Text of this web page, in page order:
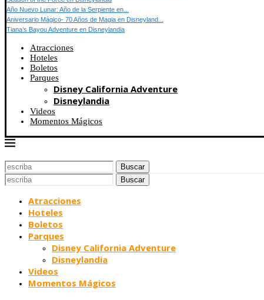
Año Nuevo Lunar: Año de la Serpiente en...
Aniversario Mágico- 70 Años de Magia en Disneyland...
Tiana’s Bayou Adventure en Disneylandia
Atracciones
Hoteles
Boletos
Parques
Disney California Adventure
Disneylandia
Videos
Momentos Mágicos
Buscar
Buscar
Atracciones
Hoteles
Boletos
Parques
Disney California Adventure
Disneylandia
Videos
Momentos Mágicos